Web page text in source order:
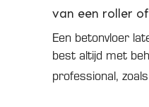
van een roller
Een betonvloer
best altijd met
professional, zoals